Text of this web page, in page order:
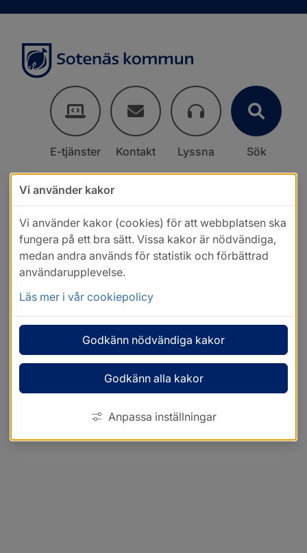
E-tjänster Kontakt Lyssna Sök
Vi använder kakor
Vi använder kakor (cookies) för att webbplatsen ska
fungera på ett bra sätt. Vissa kakor är nödvändiga,
medan andra används för statistik och förbättrad
användarupplevelse.
Läs mer i vår cookiepolicy
Godkänn nödvändiga kakor
Godkänn alla kakor
Anpassa inställningar